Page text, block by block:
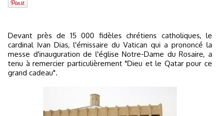
Devant près de 15 000 fidèles chrétiens catholiques, le
cardinal Ivan Dias, l'émissaire du Vatican qui a prononcé la
messe d'inauguration de l'église Notre-Dame du Rosaire, a
tenu à remercier particulièrement "Dieu et le Qatar pour ce
grand cadeau".